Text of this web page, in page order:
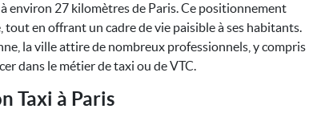
environ 27 kilomètres de Paris. Ce positionnement
en offrant un cadre de vie paisible à ses habitants.
la ville attire de nombreux professionnels, y compris
dans le métier de taxi ou de VTC.
Taxi à Paris